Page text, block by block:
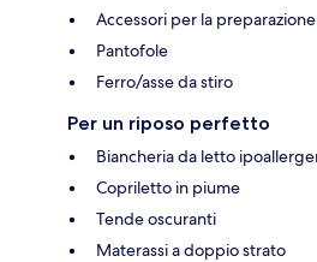
Accessori per la
Pantofole
Ferro/asse da stiro
Per un riposo perfetto
Biancheria da letto
Copriletto in piume
Tende oscuranti
Materassi a doppio strato